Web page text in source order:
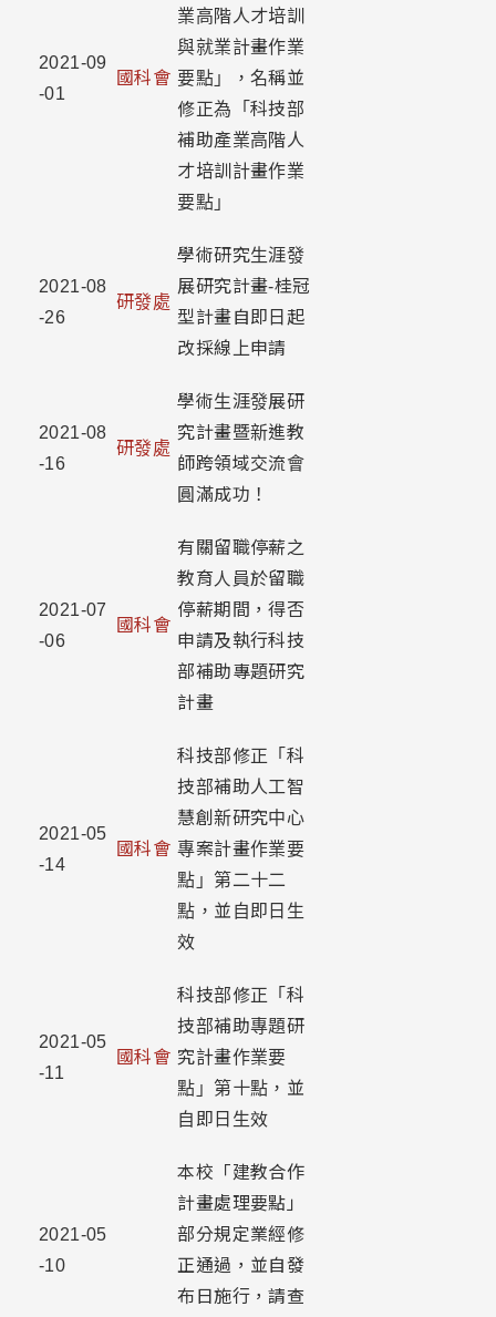
2021-09
-01
國科會
業高階人才培訓
與就業計畫作業
要點」，名稱並
修正為「科技部
補助產業高階人
才培訓計畫作業
要點」
2021-08
-26
研發處
學術研究生涯發
展研究計畫-桂冠
型計畫自即日起
改採線上申請
2021-08
-16
研發處
學術生涯發展研
究計畫暨新進教
師跨領域交流會
圓滿成功！
2021-07
-06
國科會
有關留職停薪之
教育人員於留職
停薪期間，得否
申請及執行科技
部補助專題研究
計畫
2021-05
-14
國科會
科技部修正「科
技部補助人工智
慧創新研究中心
專案計畫作業要
點」第二十二
點，並自即日生
效
2021-05
-11
國科會
​科技部修正「科
技部補助專題研
究計畫作業要
點」第十點，並
自即日生效
2021-05
-10
本校「建教合作
計畫處理要點」
部分規定業經修
正通過，並自發
布日施行，請查